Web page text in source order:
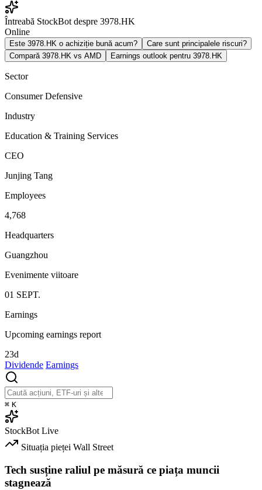
Întreabă StockBot despre 3978.HK
Online
Este 3978.HK o achiziție bună acum?
Care sunt principalele riscuri?
Compară 3978.HK vs AMD
Earnings outlook pentru 3978.HK
Sector
Consumer Defensive
Industry
Education & Training Services
CEO
Junjing Tang
Employees
4,768
Headquarters
Guangzhou
Evenimente viitoare
01 SEPT.
Earnings
Upcoming earnings report
23d
Dividende Earnings
⌘ K
StockBot Live
Situația pieței Wall Street
Tech susține raliul pe măsură ce piața muncii
stagnează